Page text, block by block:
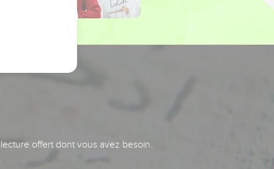
offert dont vous avez besoin.